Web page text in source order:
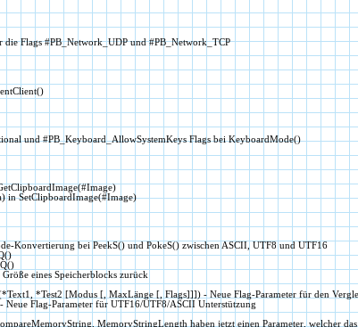
die Flags #PB_Network_UDP und #PB_Network_TCP
und #PB_Keyboard_AllowSystemKeys Flags bei KeyboardMode()
in SetClipboardImage(#Image)
Konvertierung bei PeekS() und PokeS() zwischen ASCII, UTF8 und UTF16
eines Speicherblocks zurück
*Test2 [Modus [, MaxLänge [, Flags]]]) - Neue Flag-Parameter für den
Flag-Parameter für UTF16/UTF8/ASCII Unterstützung
MemoryStringLength haben jetzt einen Parameter, welcher